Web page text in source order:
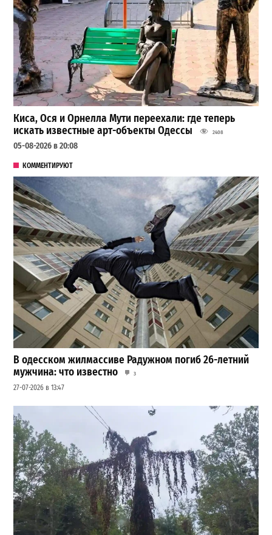
Киса, Ося и Орнелла Мути переехали: где теперь
искать известные арт-объекты Одессы
2408
05-08-2026 в 20:08
КОММЕНТИРУЮТ
В одесском жилмассиве Радужном погиб 26-летний
мужчина: что известно
3
27-07-2026 в 13:47